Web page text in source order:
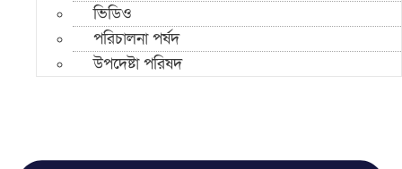
ভিডিও
পরিচালনা পর্ষদ
উপদেষ্টা পরিষদ